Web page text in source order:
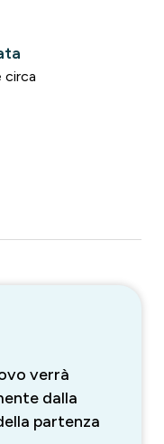
circa
verrà
dalla
partenza